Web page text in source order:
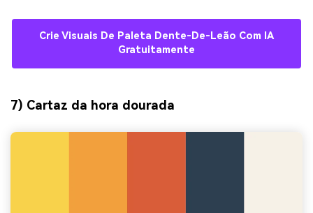
Crie Visuais De Paleta Dente-De-Leão Com IA
Gratuitamente
7) Cartaz da hora dourada